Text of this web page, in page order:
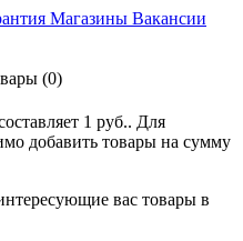
Магазины Вакансии
(0)
1 руб.. Для
добавить товары на сумму
вас товары в